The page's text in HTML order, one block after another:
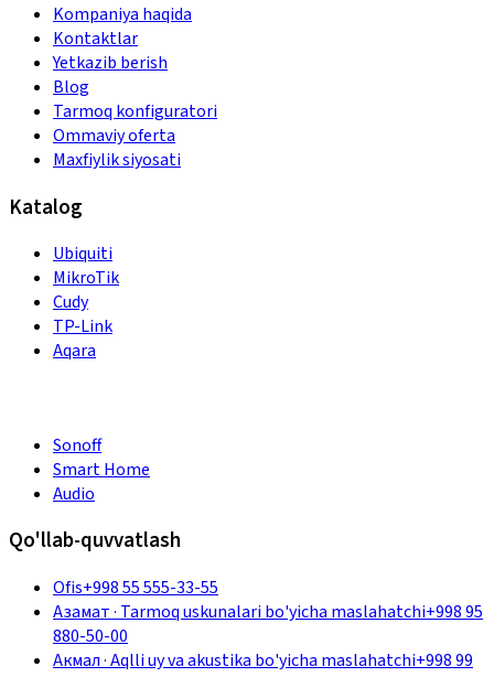
Kompaniya haqida
Kontaktlar
Yetkazib berish
Blog
Tarmoq konfiguratori
Ommaviy oferta
Maxfiylik siyosati
Katalog
Ubiquiti
MikroTik
Cudy
TP-Link
Aqara
Sonoff
Smart Home
Audio
Qo'llab-quvvatlash
Ofis+998 55 555-33-55
Азамат· Tarmoq uskunalari bo'yicha maslahatchi+998 95
880-50-00
Акмал·Aqlli uy va akustika bo'yicha maslahatchi+998 99